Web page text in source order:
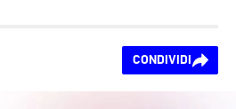
CONDIVIDI